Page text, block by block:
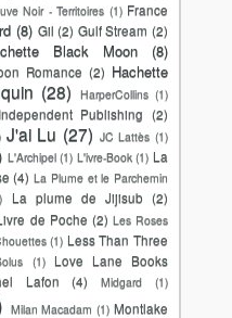
Noir - Territoires (1) France
(8) Gil (2) Gulf Stream (2)
Black Moon (8)
Romance (2) Hachette
(28) HarperCollins (1)
Independent Publishing (2)
J'ai Lu (27) JC Lattès (1)
L'Archipel (1) L'ivre-Book (1) La
(4) La Plume et le Parchemin
La plume de Jijisub (2)
de Poche (2) Les Roses
(1) Less Than Three
(1)
Love Lane Books
Lafon (4) Midgard (1)
Milan Macadam (1) Montlake